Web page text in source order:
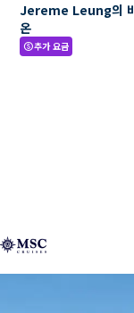
Jereme Leung의
온
paid추가 요금